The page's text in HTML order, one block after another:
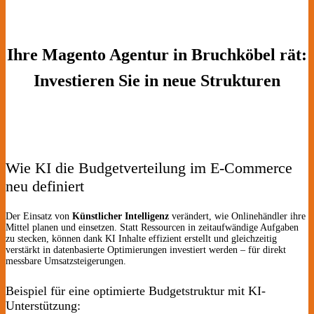
Ihre Magento Agentur in Bruchköbel rät:
Investieren Sie in neue Strukturen
Wie KI die Budgetverteilung im E-Commerce
neu definiert
Der Einsatz von Künstlicher Intelligenz verändert, wie Onlinehändler ihre
Mittel planen und einsetzen. Statt Ressourcen in zeitaufwändige Aufgaben
zu stecken, können dank KI Inhalte effizient erstellt und gleichzeitig
verstärkt in datenbasierte Optimierungen investiert werden – für direkt
messbare Umsatzsteigerungen.
Beispiel für eine optimierte Budgetstruktur mit KI-
Unterstützung: